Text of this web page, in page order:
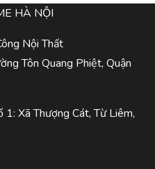
HÀ NỘI
Nội Thất
Tôn Quang Phiệt, Quận
Xã Thượng Cát, Từ Liêm,